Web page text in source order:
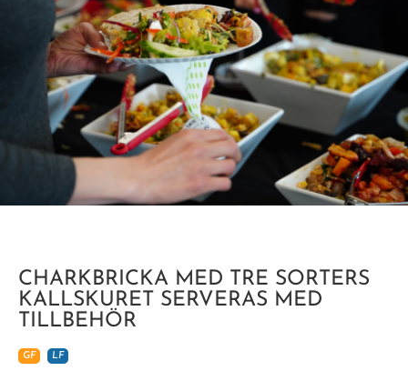
CHARKBRICKA MED TRE SORTERS
KALLSKURET SERVERAS MED
TILLBEHÖR
GF LF